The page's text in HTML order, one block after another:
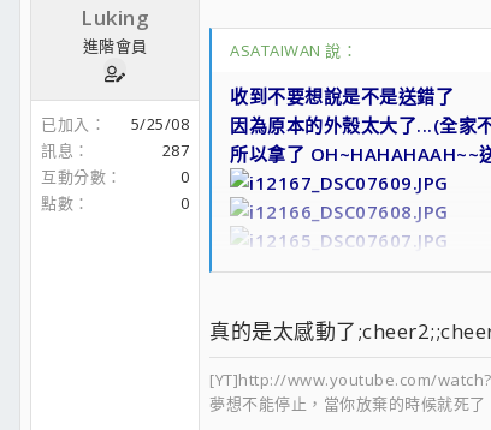
Luking
進階會員
已加入
5/25/08
訊息
287
互動分數
0
點數
0
ASATAIWAN 說：
收到不要想說是不是送錯了
因為原本的外殼太大了...(全家
所以拿了 OH~HAHAHAAH~~
配件在底下
(DVI TO D-SUB 、DVI TO
另外靜電袋也在下面
真的是太感動了
[YT]http://www.youtube.com/
夢想不能停止，當你放棄的時候就死了